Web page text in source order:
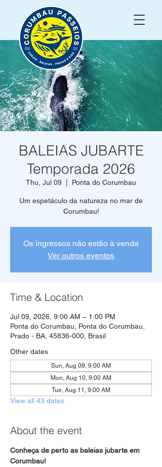
BALEIAS JUBARTE
Temporada 2026
Thu, Jul 09 Ponta do Corumbau
Um espetáculo da natureza no mar de
Corumbau!
Os ingressos não estão à venda
Ver outros eventos
Time & Location
Jul 09, 2026, 9:00 AM – 1:00 PM
Ponta do Corumbau, Ponta do Corumbau,
Prado - BA, 45836-000, Brasil
Other dates
Sun, Aug 09, 9:00 AM
Mon, Aug 10, 9:00 AM
Tue, Aug 11, 9:00 AM
View all 43 dates
About the event
Conheça de perto as baleias jubarte em
Corumbau!